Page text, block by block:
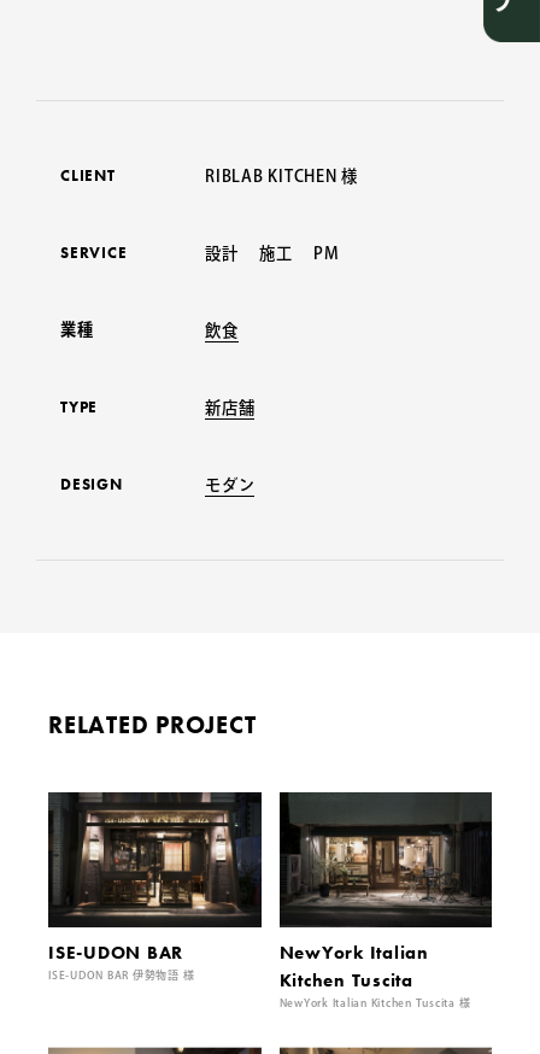
CLIENT RIBLAB KITCHEN 様
SERVICE 設計 施工 PM
業種 飲食
TYPE 新店舗
DESIGN モダン
RELATED PROJECT
ISE-UDON BAR
ISE-UDON BAR 伊勢物語 様
NewYork Italian
Kitchen Tuscita
NewYork Italian Kitchen Tuscita 様